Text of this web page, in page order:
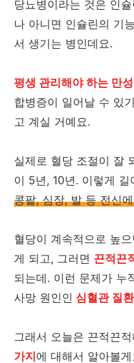
당뇨병이라는 것은 인
나 아니면 인슐린의 기
서 생기는 병인데요.
평생 관리해야 하는 만
합병증이 일어날 수 있
고 계실 거예요.
실제로 혈당 조절이 잘
이 5년, 10년. 이렇게 길
콩팥, 심장, 발 등 전신
혈당이 계속적으로 높
게 되고, 그러면 끈적끈
되는데. 이런 문제가 누
사망 원인인 심혈관 질
그래서 오늘은 끈적끈적
가지에 대해서 알아볼게